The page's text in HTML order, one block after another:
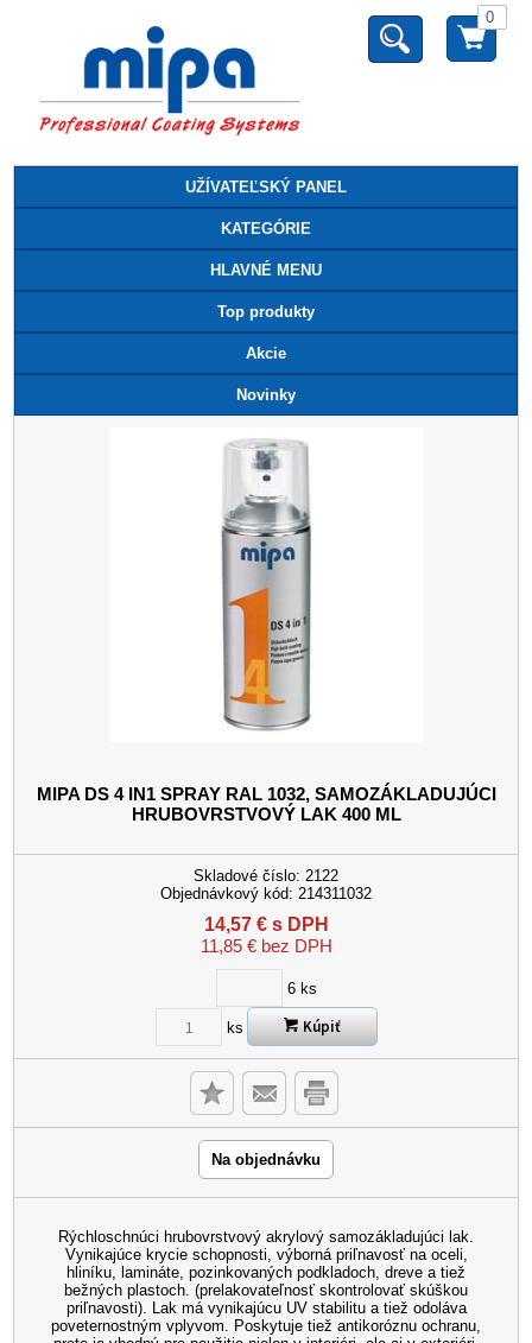
0
UŽÍVATEĽSKÝ PANEL
KATEGÓRIE
HLAVNÉ MENU
Top produkty
Akcie
Novinky
MIPA DS 4 IN1 SPRAY RAL 1032, SAMOZÁKLADUJÚCI
HRUBOVRSTVOVÝ LAK 400 ML
Skladové číslo: 2122
Objednávkový kód: 214311032
14,57 €s DPH
11,85 €bez DPH
6 ks
ks Kúpiť
Na objednávku
Rýchloschnúci hrubovrstvový akrylový samozákladujúci lak.
Vynikajúce krycie schopnosti, výborná priľnavosť na oceli,
hliníku, lamináte, pozinkovaných podkladoch, dreve a tiež
bežných plastoch. (prelakovateľnosť skontrolovať skúškou
priľnavosti). Lak má vynikajúcu UV stabilitu a tiež odoláva
poveternostným vplyvom. Poskytuje tiež antikoróznu ochranu,